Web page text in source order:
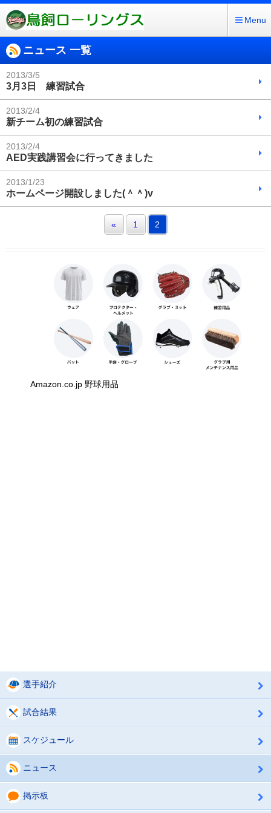
Menu
ニュース 一覧
2013/3/5
3月3日 練習試合
2013/2/4
新チーム初の練習試合
2013/2/4
AED実践講習会に行ってきました
2013/1/23
ホームページ開設しました(＾＾)v
« 1 2
Amazon.co.jp 野球用品
選手紹介
試合結果
スケジュール
ニュース
掲示板